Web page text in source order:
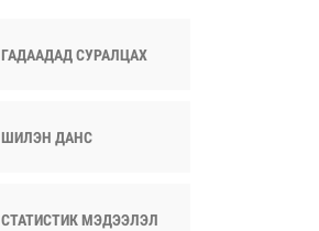
ГАДААДАД СУРАЛЦАХ
ШИЛЭН ДАНС
СТАТИСТИК МЭДЭЭЛЭЛ